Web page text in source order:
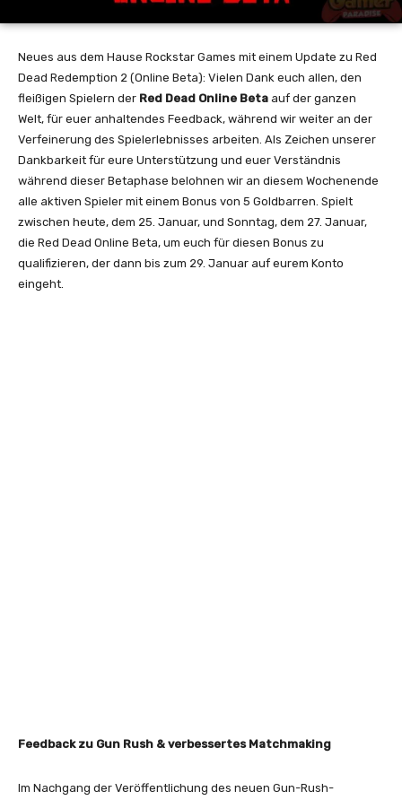
Neues aus dem Hause Rockstar Games mit einem Update zu Red
Dead Redemption 2 (Online Beta): Vielen Dank euch allen, den
fleißigen Spielern der Red Dead Online Beta auf der ganzen
Welt, für euer anhaltendes Feedback, während wir weiter an der
Verfeinerung des Spielerlebnisses arbeiten. Als Zeichen unserer
Dankbarkeit für eure Unterstützung und euer Verständnis
während dieser Betaphase belohnen wir an diesem Wochenende
alle aktiven Spieler mit einem Bonus von 5 Goldbarren. Spielt
zwischen heute, dem 25. Januar, und Sonntag, dem 27. Januar,
die Red Dead Online Beta, um euch für diesen Bonus zu
qualifizieren, der dann bis zum 29. Januar auf eurem Konto
eingeht.
Feedback zu Gun Rush & verbessertes Matchmaking
Im Nachgang der Veröffentlichung des neuen Gun-Rush-